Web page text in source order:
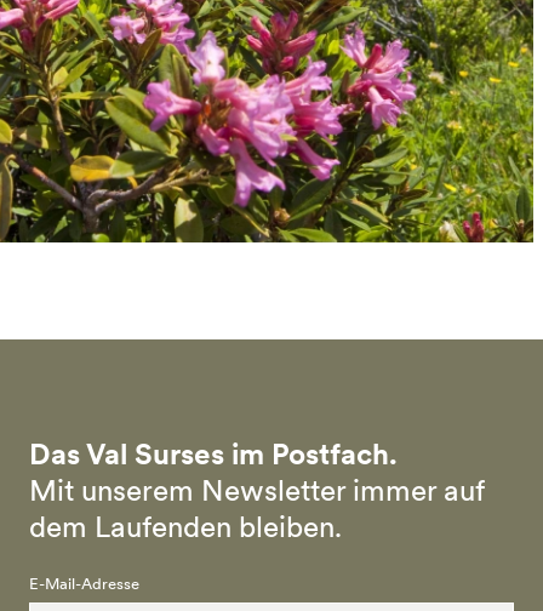
Das Val Surses im Postfach.
Mit unserem Newsletter immer auf
dem Laufenden bleiben.
E-Mail-Adresse